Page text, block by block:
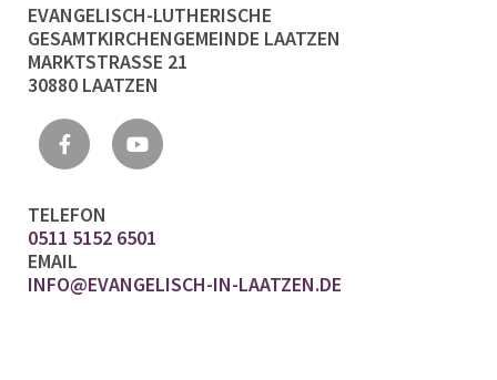
EVANGELISCH-LUTHERISCHE
GESAMTKIRCHENGEMEINDE LAATZEN
MARKTSTRASSE 21
30880 LAATZEN
TELEFON
0511 5152 6501
EMAIL
INFO@EVANGELISCH-IN-LAATZEN.DE